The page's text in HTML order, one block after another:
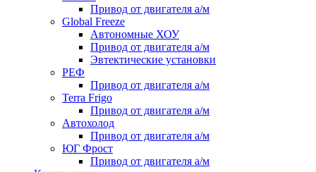
Привод от двигателя а/м
Global Freeze
Автономные ХОУ
Привод от двигателя а/м
Эвтектические установки
РЕФ
Привод от двигателя а/м
Terra Frigo
Привод от двигателя а/м
Автохолод
Привод от двигателя а/м
ЮГ Фрост
Привод от двигателя а/м